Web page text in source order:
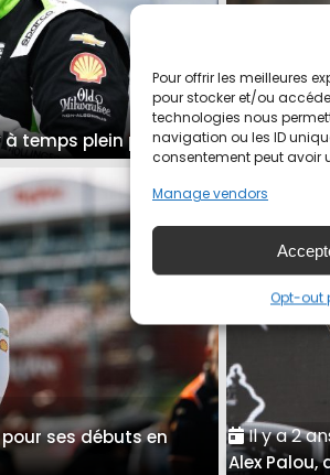
Pour offrir les meilleures
pour stocker et/ou
technologies nous
navigation ou les ID
consentement peut avoir
Manage vendors
Opt-out
temps plein pour 2025
Il y a 2
Juncos
pour ses débuts en
Il y a 2
Alex